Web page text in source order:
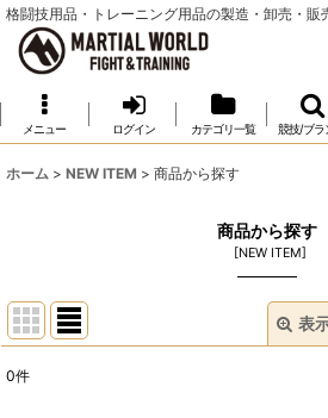
格闘技用品・トレーニング用品の製造・卸売・
メニュー ログイン カテゴリ一覧 競技/ブラ
ホーム > NEW ITEM > 商品から探す
商品から探す
[NEW ITEM]
表
0件